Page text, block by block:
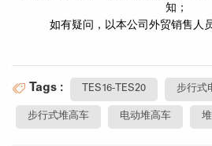
知；
如有疑问，以本公司外贸销售人
Tags : TES16-TES20 步行式
步行式堆高车 电动堆高车